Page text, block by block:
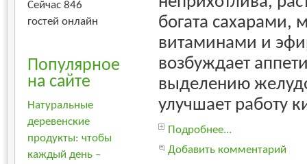
Сейчас 846
гостей онлайн
Популярное
на сайте
Натуральные
деревенские
продукты: чтобы
каждый день –
богата сахарами,
витаминами и
возбуждает
выделению
улучшает работу
Подробнее...
Добавить комментарий